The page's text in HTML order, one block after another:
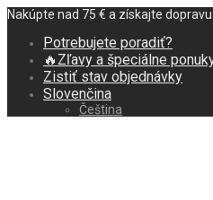
Nakúpte nad 75 € a získajte
Potrebujete poradiť?
🔥Zľavy a špeciálne
Zistiť stav objednávky
Slovenčina
Čeština